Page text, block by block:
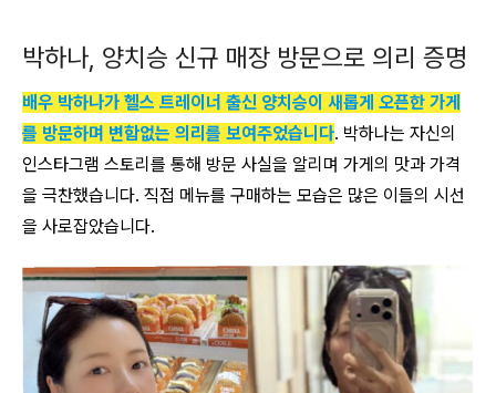
박하나, 양치승 신규 매장 방문으로 의리 증명
배우 박하나가 헬스 트레이너 출신 양치승이 새롭게 오픈한 가게
를 방문하며 변함없는 의리를 보여주었습니다. 박하나는 자신의
인스타그램 스토리를 통해 방문 사실을 알리며 가게의 맛과 가격
을 극찬했습니다. 직접 메뉴를 구매하는 모습은 많은 이들의 시선
을 사로잡았습니다.